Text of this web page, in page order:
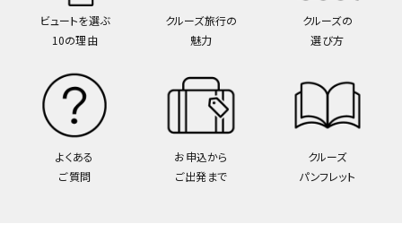
ビュートを選ぶ
10の理由
クルーズ旅行の
魅力
クルーズの
選び方
よくある
ご質問
お申込から
ご出発まで
クルーズ
パンフレット